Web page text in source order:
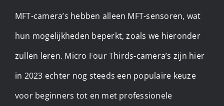
MFT-camera’s hebben alleen MFT-sensoren, wat
hun mogelijkheden beperkt, zoals we hieronder
zullen leren. Micro Four Thirds-camera’s zijn hier
in 2023 echter nog steeds een populaire keuze
voor beginners tot en met professionele